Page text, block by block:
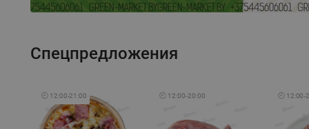
Спецпредложения
🕘 12:00-21:00 🕘 12:00-20:00 🕘 12:00-